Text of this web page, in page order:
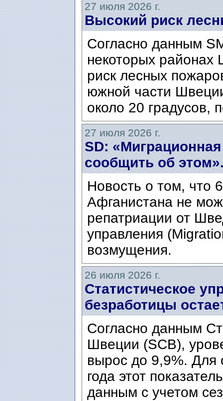
27 июля 2026 г.
Высокий риск
Согласно данным
некоторых районах
риск лесных
южной части
около 20 градусов,
27 июля 2026 г.
SD:
сообщить об
Новость о том, что
Афганистана не
репатриации от
управления
возмущения.
26 июля 2026 г.
Статистическое
безработицы
Согласно данным
Швеции (SCB),
вырос до 9,9%. Для
года этот
данным с учетом